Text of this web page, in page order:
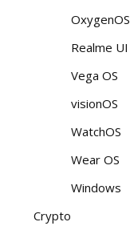
OxygenOS
Realme UI
Vega OS
visionOS
WatchOS
Wear OS
Windows
Crypto